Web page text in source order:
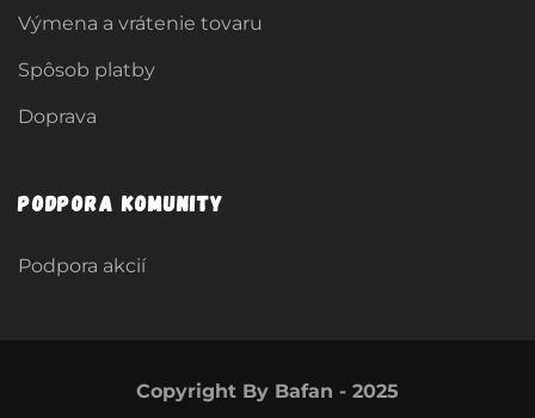
Výmena a vrátenie tovaru
Spôsob platby
Doprava
Podpora komunity
Podpora akcií
Copyright By Bafan - 2025